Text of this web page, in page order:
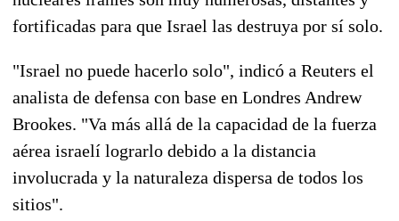
fortificadas para que Israel las destruya por sí solo.
"Israel no puede hacerlo solo", indicó a Reuters el
analista de defensa con base en Londres Andrew
Brookes. "Va más allá de la capacidad de la fuerza
aérea israelí lograrlo debido a la distancia
involucrada y la naturaleza dispersa de todos los
sitios".